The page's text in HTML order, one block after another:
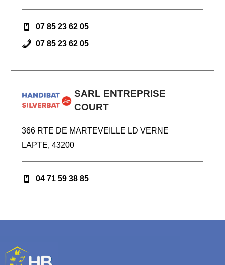
07 85 23 62 05
07 85 23 62 05
SARL ENTREPRISE
COURT
366 RTE DE MARTEVEILLE LD VERNE
LAPTE, 43200
04 71 59 38 85